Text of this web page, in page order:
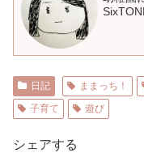
日記 ままっち！
子育て
遊び
シェアする